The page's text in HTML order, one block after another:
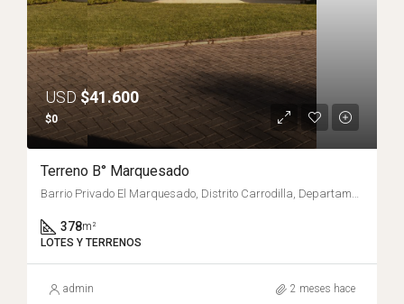
USD$41.600
$0
Terreno B° Marquesado
Barrio Privado El Marquesado, Distrito Carrodilla, Departamento Luján de Cuyo, Mendoza, Argentina
378m²
LOTES Y TERRENOS
admin 2 meses hace